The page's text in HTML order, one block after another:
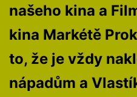
našeho kina a
kina Markétě
to, že je vždy
nápadům a